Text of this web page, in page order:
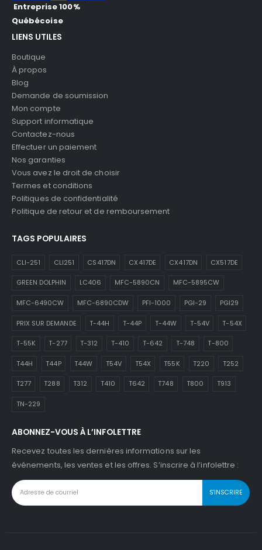
Entreprise 100%
Québécoise
LIENS UTILES
Boutique
À propos
Blog
Demande de soumission
Mon compte
Support informatique
Contactez-nous
Effectuer un paiement
Nos garanties
Vous avez le droit de choisir
Termes et conditions
Politiques de confidentialité
Politique de retour et de remboursement
TAGS POPULAIRES
CLI-251 CLI251 CS417DN CX417DE CX417DN CX517DE
GREEN DOLPHIN LC406 MFC-5890CN MFC-5895CW
MFC-6490CW MFC-6890CDW PFI-1000 PGI-29 PGI29
PRIX SUR DEMANDE T-44H T-44P T-44W T-54V T-54X
T-55K T-277 T-312 T-410 T-642 T-748 T-800
T44H T44P T44W T54V T54X T55K T220 T252
T277 T288 T312 T410 T642 T748 T800 T913
TN-229
ABONNEZ-VOUS À L’INFOLETTRE
Recevez toutes les dernières informations sur les
événements, les ventes et les offres. S’inscrire à l’infolettre :